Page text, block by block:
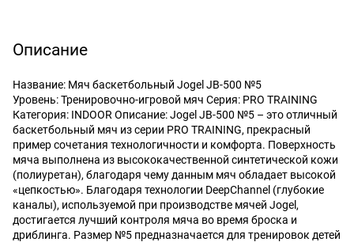
Описание
Название: Мяч баскетбольный Jogel JB-500 №5
Уровень: Тренировочно-игровой мяч Серия: PRO TRAINING
Категория: INDOOR Описание: Jogel JB-500 №5 – это отличный
баскетбольный мяч из серии PRO TRAINING, прекрасный
пример сочетания технологичности и комфорта. Поверхность
мяча выполнена из высококачественной синтетической кожи
(полиуретан), благодаря чему данным мяч обладает высокой
«цепкостью». Благодаря технологии DeepChannel (глубокие
каналы), используемой при производстве мячей Jogel,
достигается лучший контроля мяча во время броска и
дриблинга. Размер №5 предназначается для тренировок детей